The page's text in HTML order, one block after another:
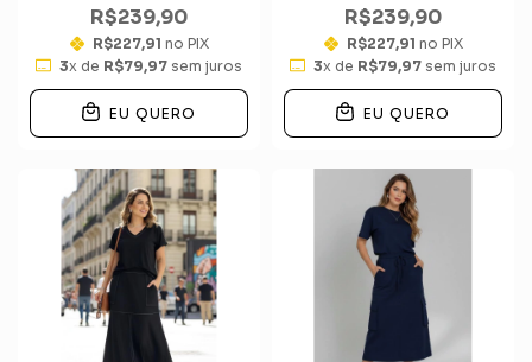
R$239,90
R$227,91 no PIX
3x de R$79,97 sem juros
EU QUERO
R$239,90
R$227,91 no PIX
3x de R$79,97 sem juros
EU QUERO